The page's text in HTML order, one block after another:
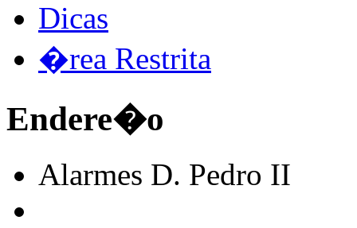
Dicas
�rea Restrita
Endere�o
Alarmes D. Pedro II